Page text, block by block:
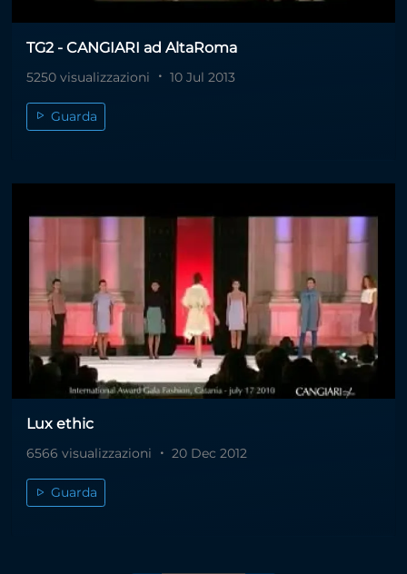
TG2 - CANGIARI ad AltaRoma
5250 visualizzazioni 10 Jul 2013
Guarda
Lux ethic
6566 visualizzazioni 20 Dec 2012
Guarda